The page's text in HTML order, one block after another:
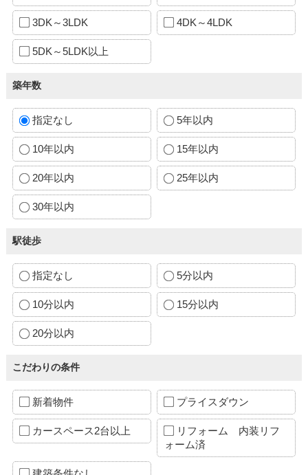
3DK～3LDK 4DK～4LDK
5DK～5LDK以上
築年数
指定なし 5年以内
10年以内 15年以内
20年以内 25年以内
30年以内
駅徒歩
指定なし 5分以内
10分以内 15分以内
20分以内
こだわりの条件
新着物件 プライスダウン
カースペース2台以上
リフォーム 内装リフ
ォーム済